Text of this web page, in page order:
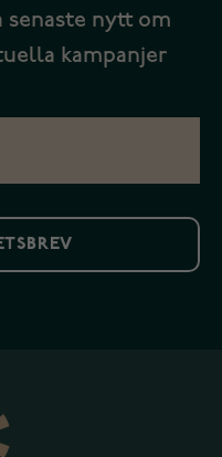
senaste nytt om
kampanjer